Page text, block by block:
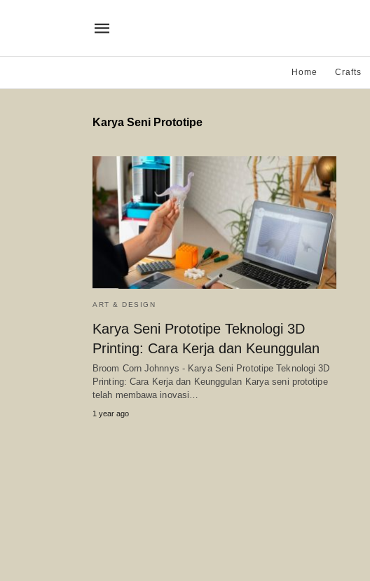
Home Crafts
Karya Seni Prototipe
ART & DESIGN
Karya Seni Prototipe Teknologi 3D
Printing: Cara Kerja dan Keunggulan
Broom Corn Johnnys - Karya Seni Prototipe Teknologi 3D
Printing: Cara Kerja dan Keunggulan Karya seni prototipe
telah membawa inovasi…
1 year ago